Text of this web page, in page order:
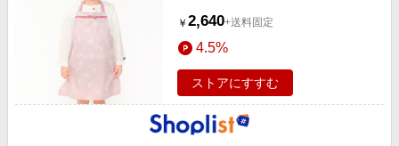
￥ 2,640+送料固定
4.5%
ストアにすすむ